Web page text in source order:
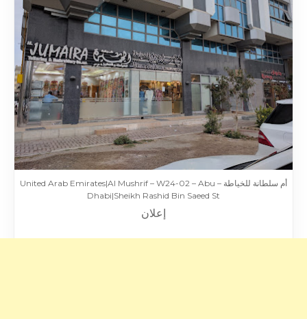
أم سلطانة للخياطة – United Arab Emirates|Al Mushrif – W24-02 – Abu
Dhabi|Sheikh Rashid Bin Saeed St
إعلان